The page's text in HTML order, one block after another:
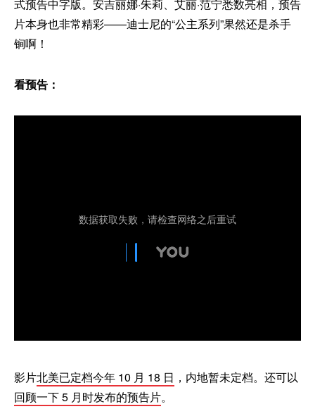
式预告中字版。安吉丽娜·朱莉、艾丽·范宁悉数亮相，预告
片本身也非常精彩——迪士尼的“公主系列”果然还是杀手
锏啊！
看预告：
影片北美已定档今年 10 月 18 日 ，内地暂未定档。还可以
回顾一下 5 月时发布的预告片。